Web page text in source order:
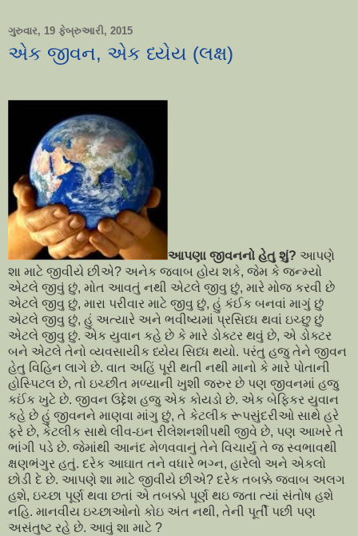
ગુરુવાર, 19 ફેબ્રુઆરી, 2015
એક જીવન, એક ધ્યેય (લક્ષ)
આપણા જીવનનો હેતુ શું? આપણે
શા માટે જીવીયે છીએ? અનેક જવાબ હોય શકે, જેમ કે જન્મ્યો
એટલે જીવું છું, મોત આવતું નથી એટલે જીવુ છું, મારે મોજ કરવી છે
એટલે જીવુ છું, મારા પરીવાર માટે જીવુ છું, હું કંઈક બનવાં માગું છું
એટલે જીવુ છું, હું અત્યારે અને ભવીષ્યમાં પ્રસિધ્ધ થવાં ઇચ્છુ છું
એટલે જીવુ છું. એક યુવાન કહે છે કે મારે ડોક્ટર થવું છે, એ ડોક્ટર
બને એટલે તેનો વ્યવસાયીક ધ્યેય સિધ્ધ થયો. પરંતુ હજુ તેને જીવન
હેતુ વિહિન લાગે છે. વાત અહિં પૂરી થતી નથી માનો કે મારે પોતાની
હોસ્પિટલ છે, તો ઇચ્છીત મળ્યાની ખુશી જરુર છે પણ જીવનમાં હજુ
કઈંક ખુટે છે. જીવન ઉદ્દેશ હજુ એક કોયડો છે. એક બેફિકર યુવાન
કહે છે હું જીવનને માણવા માંગુ છું, તે કેટલીક રૂપસુંદરીઓ સાથે હરે
ફરે છે, કેટલીક સાથે લીવ-ઇન રીલેશનશીપથી જીવે છે, પણ આખરે તે
ભાંગી પડે છે. જેમાંથી આનંદ મેળવવાનું તેને વિચાર્યુ તે જ સ્વભાવથી
ક્ષણભંગુર હતું. દરેક આઘાત તને વધારે ભગ્ન, હારેલો અને એકલો
છોડી દે છે. આપણે શા માટે જીવીયે છીએ? દરેક તબક્કે જવાબ અલગ
હશે, ઇચ્છા પૂર્ણ થવા છતાં એ તબક્કો પૂર્ણ થઇ જતા ત્યાં સંતોષ હશે
નહિ. માનવીય ઇચ્છાઓનો કોઇ અંત નથી, તેની પૂર્તી પછી પણ
અસંતુષ્ટ રહે છે. આવું શા માટે ?